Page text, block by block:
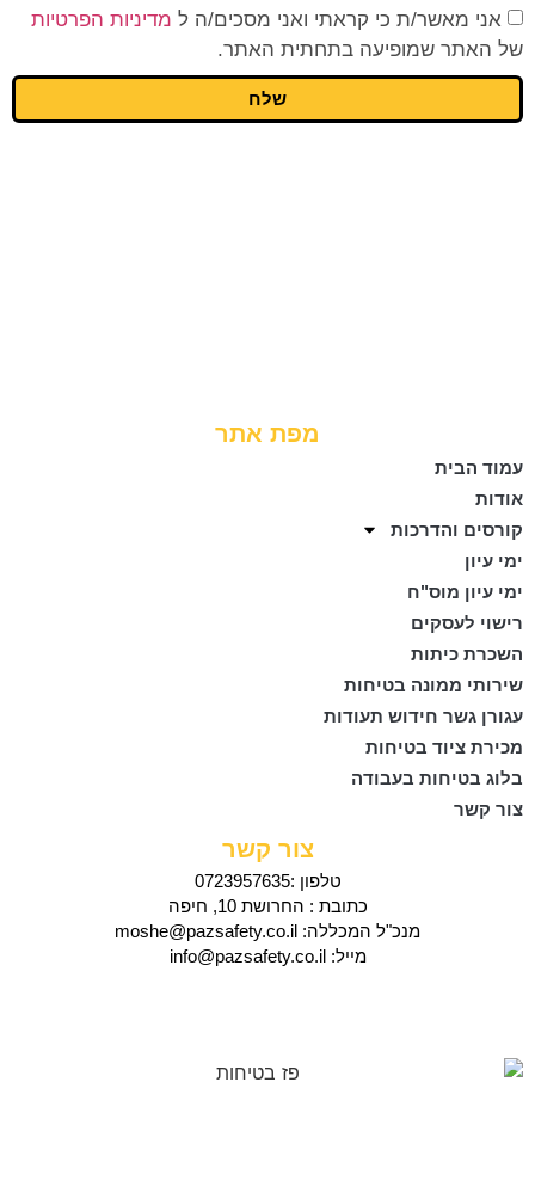
אני מאשר/ת כי קראתי ואני מסכים/ה ל מדיניות הפרטיות
של האתר שמופיעה בתחתית האתר.
שלח
מפת אתר
עמוד הבית
אודות
קורסים והדרכות
ימי עיון
ימי עיון מוס"ח
רישוי לעסקים
השכרת כיתות
שירותי ממונה בטיחות
עגורן גשר חידוש תעודות
מכירת ציוד בטיחות
בלוג בטיחות בעבודה
צור קשר
צור קשר
טלפון :0723957635
כתובת : החרושת 10, חיפה
מנכ"ל המכללה: moshe@pazsafety.co.il
מייל: info@pazsafety.co.il